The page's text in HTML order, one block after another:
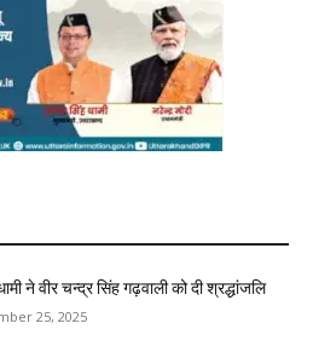
ने वीर चन्द्र सिंह गढ़वाली को दी श्रद्धांजलि
25, 2025